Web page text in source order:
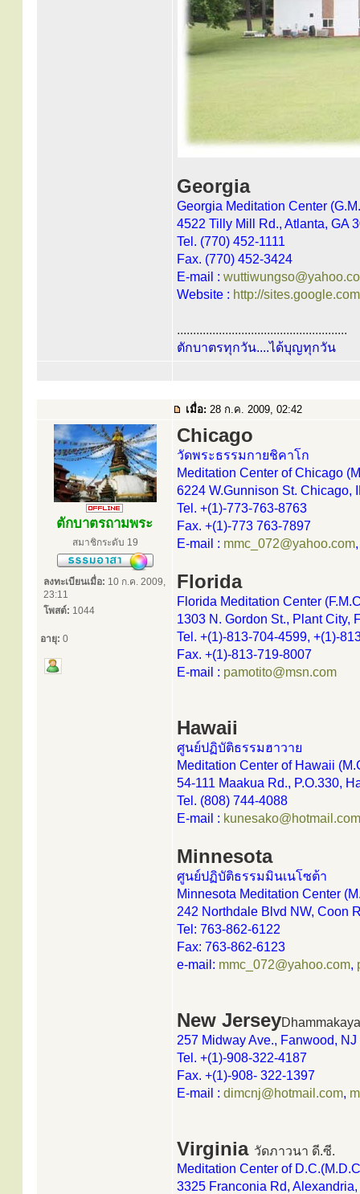
Georgia
Georgia Meditation Center
4522 Tilly Mill Rd., Atlanta, GA
Tel. (770) 452-1111
Fax. (770) 452-3424
E-mail :
Website : http://
.....................................................
ตักบาตรทุกวัน....ได้บุญทุกวัน
เมื่อ: 28 ก.ค. 2009, 02:42
ตักบาตรถามพระ
สมาชิกระดับ 19
ลงทะเบียนเมื่อ: 10 ก.ค. 2009,
23:11
โพสต์: 1044
อายุ: 0
Chicago
วัดพระธรรมกายชิคาโก
Meditation Center of Chicago
6224 W.Gunnison St. Chicago,
Tel. +(1)-773-763-8763
Fax. +(1)-773 763-7897
E-mail : mmc_072@yahoo.com
Florida
Florida Meditation Center
1303 N. Gordon St., Plant City,
Tel. +(1)-813-704-4599, +(1)-
Fax. +(1)-813-719-8007
E-mail : pamotito@msn.com
Hawaii
ศูนย์ปฏิบัติธรรมฮาวาย
Meditation Center of Hawaii
54-111 Maakua Rd., P.O.330,
Tel. (808) 744-4088
E-mail : kunesako@hotmail.com
Minnesota
ศูนย์ปฏิบัติธรรมมินเนโซต้า
Minnesota Meditation Center
242 Northdale Blvd NW, Coon
Tel: 763-862-6122
Fax: 763-862-6123
e-mail: mmc_072@yahoo.com,
New Jersey
257 Midway Ave., Fanwood,
Tel. +(1)-908-322-4187
Fax. +(1)-908- 322-1397
E-mail : dimcnj@hotmail.com,
Virginia วัดภาวนา ดี.ซี.
Meditation Center of
3325 Franconia Rd,